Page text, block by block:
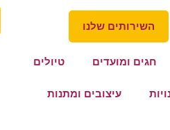
השירותים שלנו
חגים ומועדים טיולים
עיצובים ומתנות